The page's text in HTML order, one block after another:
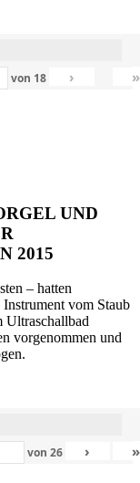
von 18 › »
UND
2015
– hatten
vom Staub
Ultraschallbad
vorgenommen und
von 26 › »